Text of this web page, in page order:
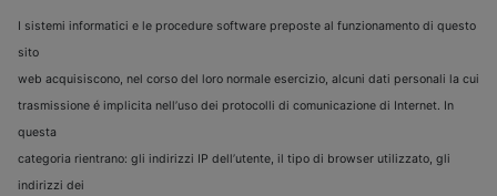
I sistemi informatici e le procedure software preposte al funzionamento di questo
sito
web acquisiscono, nel corso del loro normale esercizio, alcuni dati personali la cui
trasmissione é implicita nell’uso dei protocolli di comunicazione di Internet. In
questa
categoria rientrano: gli indirizzi IP dell’utente, il tipo di browser utilizzato, gli
indirizzi dei